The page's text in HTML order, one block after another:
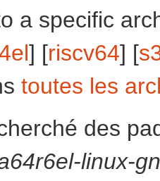
a specific
] [riscv64] [
toutes les
des
linux-